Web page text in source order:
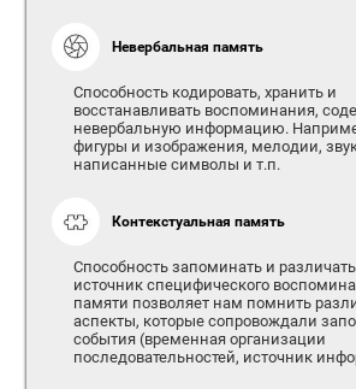
Невербальная память
Способность кодировать, хранить и
восстанавливать воспоминания,
невербальную информацию.
фигуры и изображения, мелодии,
написанные символы и т.п.
Контекстуальная память
Способность запоминать и
источник специфического
памяти позволяет нам помнить
аспекты, которые сопровождали
события (временная организации
последовательностей, источник